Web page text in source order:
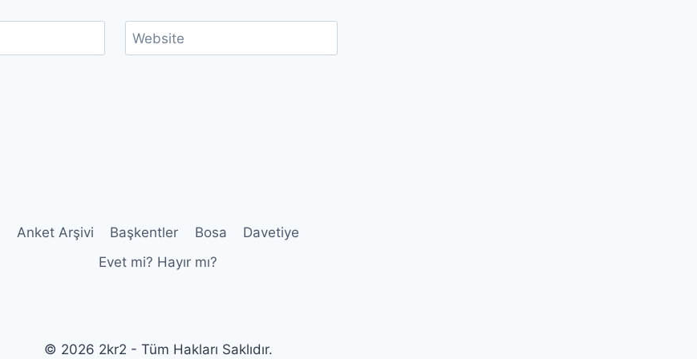
Website
Anket Arşivi Başkentler Bosa
Davetiye
Evet mi? Hayır mı?
© 2026 2kr2 - Tüm Hakları Saklıdır.